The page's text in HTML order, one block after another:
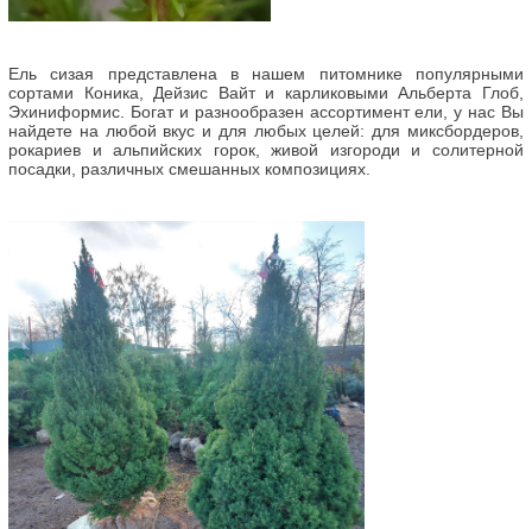
Ель сизая представлена в нашем питомнике популярными
сортами Коника, Дейзис Вайт и карликовыми Альберта Глоб,
Эхиниформис. Богат и разнообразен ассортимент ели, у нас Вы
найдете на любой вкус и для любых целей: для миксбордеров,
рокариев и альпийских горок, живой изгороди и солитерной
посадки, различных смешанных композициях.